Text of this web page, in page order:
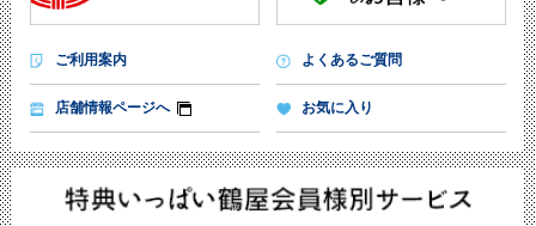
ご利用案内 よくあるご質問
店舗情報ページへ お気に入り